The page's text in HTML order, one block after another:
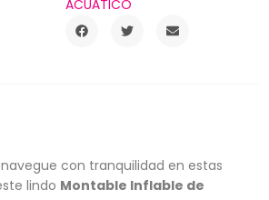
ACUÁTICO
con tranquilidad en estas
lindo Montable Inflable de